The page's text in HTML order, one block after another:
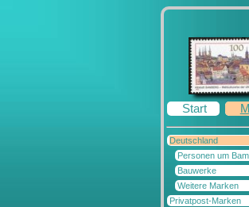
Start
Deutschland
Personen um
Bauwerke
Weitere Marken
Privatpost-Marken